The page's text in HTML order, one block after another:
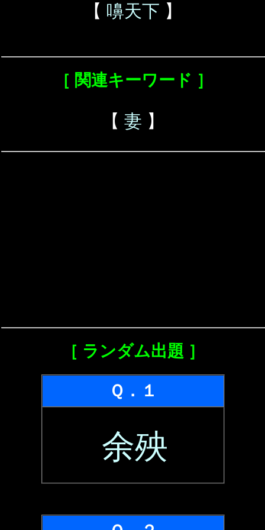
【 嚊天下 】
［ 関連キーワード ］
【 妻 】
［ ランダム出題 ］
Ｑ．１
余殃